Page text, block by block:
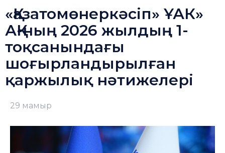
«Қазатомөнеркәсіп» ҰАК»
АҚ-ның 2026 жылдың 1-
тоқсанындағы
шоғырландырылған
қаржылық нәтижелері
29 мамыр